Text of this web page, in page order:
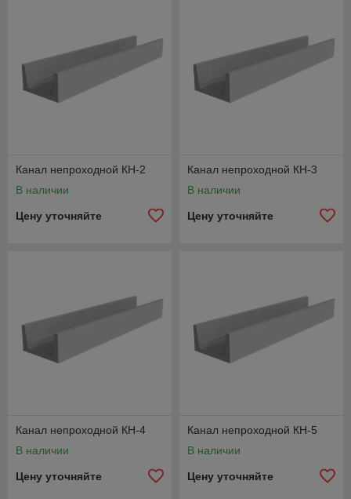
Канал непроходной КН-2
В наличии
Цену уточняйте
Канал непроходной КН-3
В наличии
Цену уточняйте
Канал непроходной КН-4
В наличии
Цену уточняйте
Канал непроходной КН-5
В наличии
Цену уточняйте